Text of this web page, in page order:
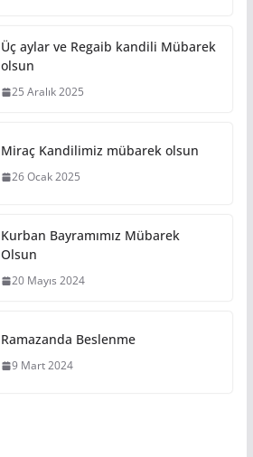
Üç aylar ve Regaib kandili Mübarek
olsun
25 Aralık 2025
Miraç Kandilimiz mübarek olsun
26 Ocak 2025
Kurban Bayramımız Mübarek
Olsun
20 Mayıs 2024
Ramazanda Beslenme
9 Mart 2024